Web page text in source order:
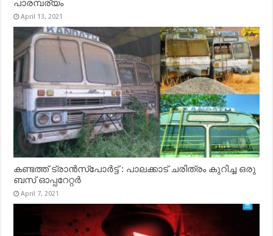
പാരമ്പര്യം
April 13, 2021
കണ്ടത്ത് ട്രാൻസ്‌പോർട്ട് : പാലക്കാട് ചരിത്രം കുറിച്ച ഒരു
ബസ് ഓപ്പറേറ്റർ
April 7, 2021